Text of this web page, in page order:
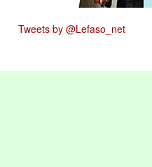
Tweets by @Lefaso_net